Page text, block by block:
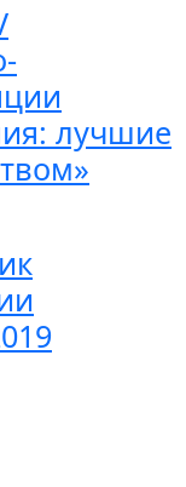
лучшие
Международная